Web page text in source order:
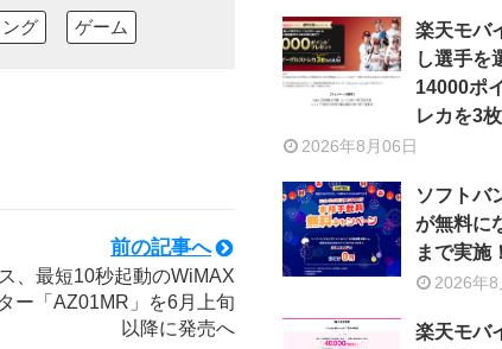
グ ゲーム
前の記事へ
、最短10秒起動のWiMAX
ー「AZ01MR」を6月上旬
以降に発売へ
楽天モバ
し選手を
14000ポ
レカを3
2026年8月06日
ソフトバ
が無料に
まで実施！
2026年8
楽天モバ